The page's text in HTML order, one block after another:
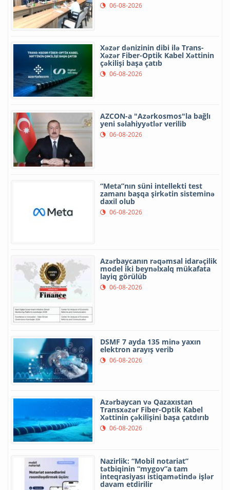
06-08-2026
Xəzər dənizinin dibi ilə Trans-
Xəzər Fiber-Optik Kabel Xəttinin
çəkilişi başa çatıb
06-08-2026
AZCON-a "Azərkosmos"la bağlı
yeni səlahiyyətlər verilib
06-08-2026
“Meta”nın süni intellekti test
zamanı başqa şirkətin sisteminə
daxil olub
06-08-2026
Azərbaycanın rəqəmsal idarəçilik
model iki beynəlxalq mükafata
layiq görülüb
06-08-2026
DSMF 7 ayda 135 minə yaxın
elektron arayış verib
06-08-2026
Azərbaycan və Qazaxıstan
Transxəzər Fiber-Optik Kabel
Xəttinin çəkilişini başa çatdırıb
06-08-2026
Nazirlik: “Mobil notariat”
tətbiqinin “mygov”a tam
inteqrasiyası istiqamətində işlər
davam etdirilir